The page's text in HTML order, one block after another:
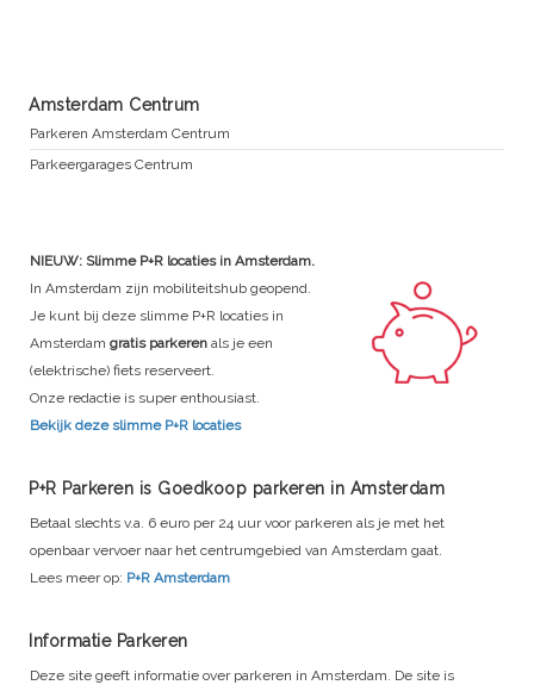
Amsterdam Centrum
Parkeren Amsterdam Centrum
Parkeergarages Centrum
NIEUW: Slimme P+R locaties in Amsterdam.
In Amsterdam zijn mobiliteitshub geopend.
Je kunt bij deze slimme P+R locaties in
Amsterdam gratis parkeren als je een
(elektrische) fiets reserveert.
Onze redactie is super enthousiast.
Bekijk deze slimme P+R locaties
P+R Parkeren is Goedkoop parkeren in Amsterdam
Betaal slechts v.a. 6 euro per 24 uur voor parkeren als je met het
openbaar vervoer naar het centrumgebied van Amsterdam gaat.
Lees meer op: P+R Amsterdam
Informatie Parkeren
Deze site geeft informatie over parkeren in Amsterdam. De site is